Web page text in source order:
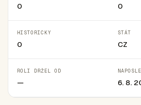
0 0
HISTORICKY
0
STÁT
CZ
ROLI DRŽEL OD
— 6. 8.